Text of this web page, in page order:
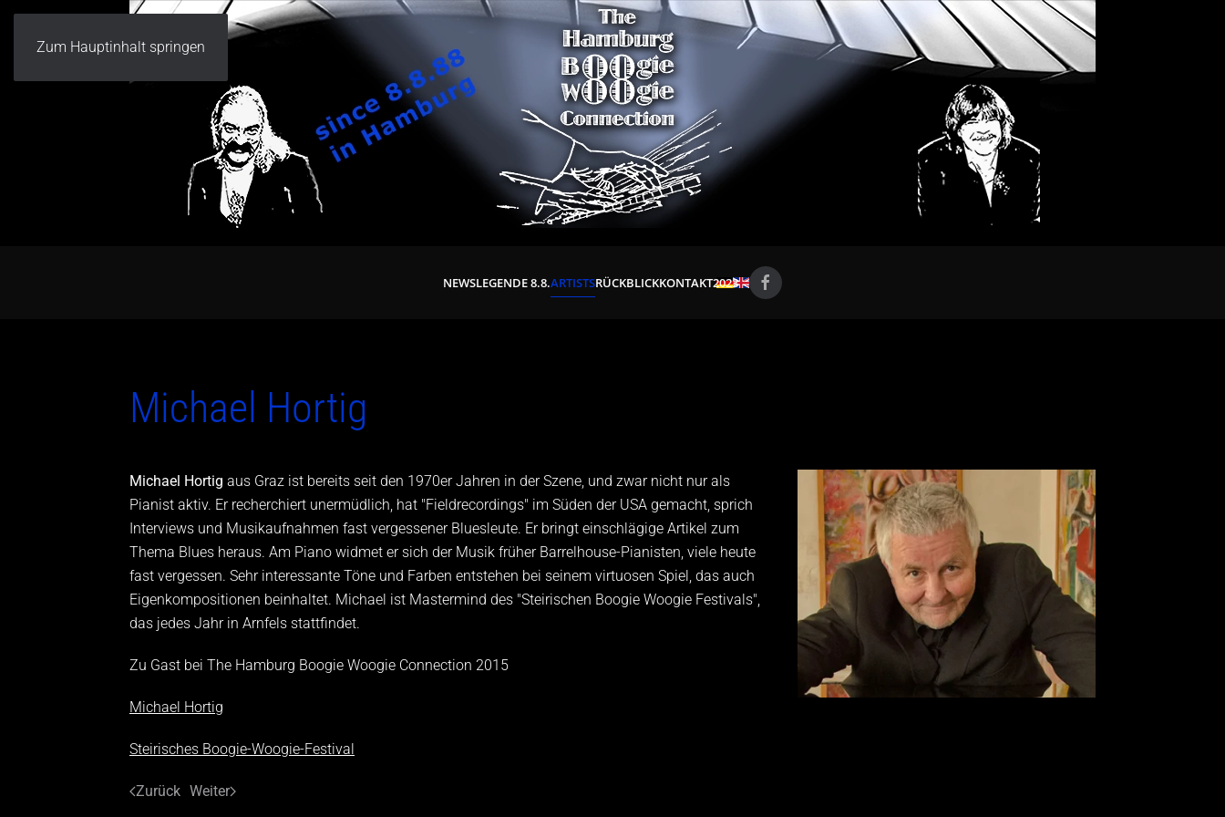
Zum Hauptinhalt springen
NEWSLEGENDE 8.8.ARTISTSRÜCKBLICKKONTAKT2023
Michael Hortig
Michael Hortig aus Graz ist bereits seit den 1970er Jahren in der Szene, und zwar nicht nur als
Pianist aktiv. Er recherchiert unermüdlich, hat "Fieldrecordings" im Süden der USA gemacht, sprich
Interviews und Musikaufnahmen fast vergessener Bluesleute. Er bringt einschlägige Artikel zum
Thema Blues heraus. Am Piano widmet er sich der Musik früher Barrelhouse-Pianisten, viele heute
fast vergessen. Sehr interessante Töne und Farben entstehen bei seinem virtuosen Spiel, das auch
Eigenkompositionen beinhaltet. Michael ist Mastermind des "Steirischen Boogie Woogie Festivals",
das jedes Jahr in Arnfels stattfindet.
Zu Gast bei The Hamburg Boogie Woogie Connection 2015
Michael Hortig
Steirisches Boogie-Woogie-Festival
Zurück Weiter